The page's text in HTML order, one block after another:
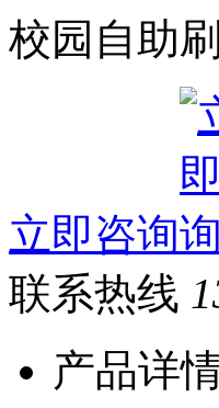
校园自助
立即咨询
联系热线
产品详